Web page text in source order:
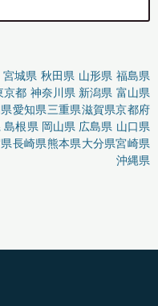
宮城県 秋田県 山形県 福島県
京都 神奈川県 新潟県 富山県
愛知県三重県滋賀県京都府
島根県 岡山県 広島県 山口県
長崎県熊本県大分県宮崎県
沖縄県